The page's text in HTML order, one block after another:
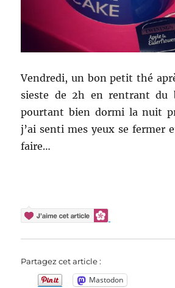
Vendredi, un bon petit thé
sieste de 2h en rentrant du
pourtant bien dormi la nuit
j’ai senti mes yeux se fermer
faire…
Partagez cet article :
Mastodon